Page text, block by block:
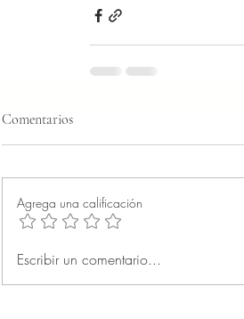
Comentarios
Agrega una calificación
Escribir un comentario...